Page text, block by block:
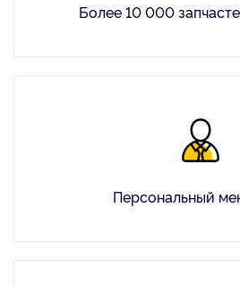
Более 10 000
Персональный